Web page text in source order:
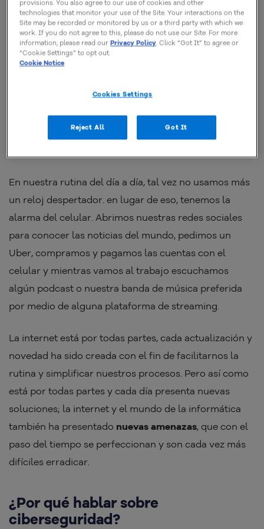
aplicaciones, y finalmente los usuarios.
La internet de nuestros días
totalmente de la internet. Hoy en día prácticamente
todas las empresas, industrias, hospitales y hasta
nuestra casa depende de procesos creados y
En nuestra rutina del día a día, tal vez no usamos más
un reloj despertador. en lugar de eso, tenemos la
alarma del celular. Abrimos nuestras redes sociales
para conocer las noticias del mundo, pedimos un
Uber, compramos y pagamos las cuentas con el
celular y mientras vamos al trabajo escuchamos
algún podcast o nuestra banda de música preferida
por medio de alguna plataforma de streaming.
La internet está por todas partes, cada actualización y
novedad ha sido creada con el fin de facilitarnos la
rutina y simplificar nuestros procesos. Pero así como
está por todas partes y cada día presenta nuevas
soluciones; la internet y el mundo de la informática
también ha presentado nuevas amenazas, que con el
paso del tiempo se perfeccionan y son cada vez más
difíciles erradicar.
¿Por qué hablar sobre
ciberseguridad?
provisions. You also agree to our use of cookies and other
technologies that monitor your use of the Site. Your interactions on the
Site may be recorded or monitored by us or a third party with which we
work. If you do not agree to this, please do not use our Site. For more
information, please read ourPrivacy Policy. Click “Got It” to agree or
“Cookie Settings” to opt out.
Cookie Notice
Cookies Settings
Reject All Got It